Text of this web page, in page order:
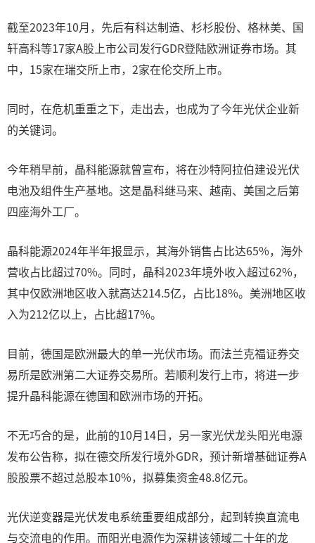
截至2023年10月，先后有科达制造、杉杉股份、格林美、国
轩高科等17家A股上市公司发行GDR登陆欧洲证券市场。其
中，15家在瑞交所上市，2家在伦交所上市。
同时，在危机重重之下，走出去，也成为了今年光伏企业新
的关键词。
今年稍早前，晶科能源就曾宣布，将在沙特阿拉伯建设光伏
电池及组件生产基地。这是晶科继马来、越南、美国之后第
四座海外工厂。
晶科能源2024年半年报显示，其海外销售占比达65%，海外
营收占比超过70%。同时，晶科2023年境外收入超过62%，
其中仅欧洲地区收入就高达214.5亿，占比18%。美洲地区收
入为212亿以上，占比超17%。
目前，德国是欧洲最大的单一光伏市场。而法兰克福证券交
易所是欧洲第二大证券交易所。若顺利发行上市，将进一步
提升晶科能源在德国和欧洲市场的开拓。
不无巧合的是，此前的10月14日，另一家光伏龙头阳光电源
发布公告称，拟在德交所发行境外GDR，预计新增基础证券A
股股票不超过总股本10%，拟募集资金48.8亿元。
光伏逆变器是光伏发电系统重要组成部分，起到转换直流电
与交流电的作用。而阳光电源作为深耕该领域二十年的龙